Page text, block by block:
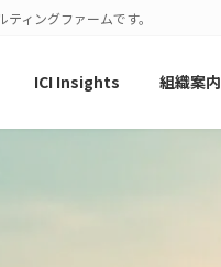
ィングファームです。
ICI Insights 組織案内